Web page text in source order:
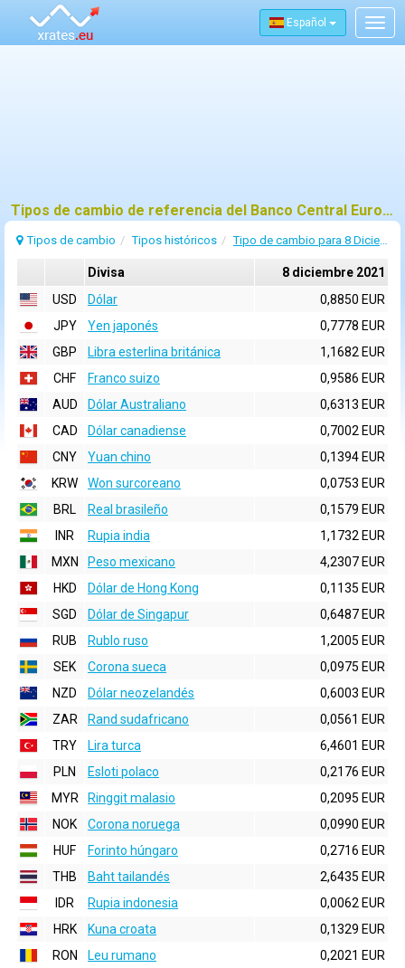
Español
Tipos de cambio de referencia del Banco Central Europeo (BCE) para 8 diciembre 2021
Tipos de cambio Tipos históricos Tipo de cambio para 8 Diciembre 2021
Divisa
8 diciembre 2021
USD
Dólar
0,8850 EUR
JPY
Yen japonés
0,7778 EUR
GBP
Libra esterlina británica
1,1682 EUR
CHF
Franco suizo
0,9586 EUR
AUD
Dólar Australiano
0,6313 EUR
CAD
Dólar canadiense
0,7002 EUR
CNY
Yuan chino
0,1394 EUR
KRW
Won surcoreano
0,0753 EUR
BRL
Real brasileño
0,1579 EUR
INR
Rupia india
1,1732 EUR
MXN
Peso mexicano
4,2307 EUR
HKD
Dólar de Hong Kong
0,1135 EUR
SGD
Dólar de Singapur
0,6487 EUR
RUB
Rublo ruso
1,2005 EUR
SEK
Corona sueca
0,0975 EUR
NZD
Dólar neozelandés
0,6003 EUR
ZAR
Rand sudafricano
0,0561 EUR
TRY
Lira turca
6,4601 EUR
PLN
Esloti polaco
0,2176 EUR
MYR
Ringgit malasio
0,2095 EUR
NOK
Corona noruega
0,0990 EUR
HUF
Forinto húngaro
0,2716 EUR
THB
Baht tailandés
2,6435 EUR
IDR
Rupia indonesia
0,0062 EUR
HRK
Kuna croata
0,1329 EUR
RON
Leu rumano
0,2021 EUR